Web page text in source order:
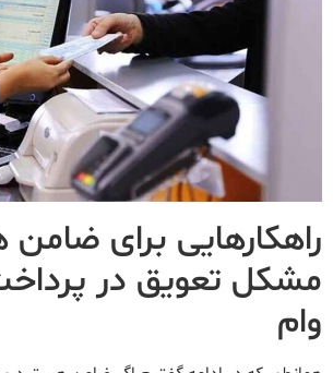
راهکارهایی برای ضامن
مشکل تعویق در
وام